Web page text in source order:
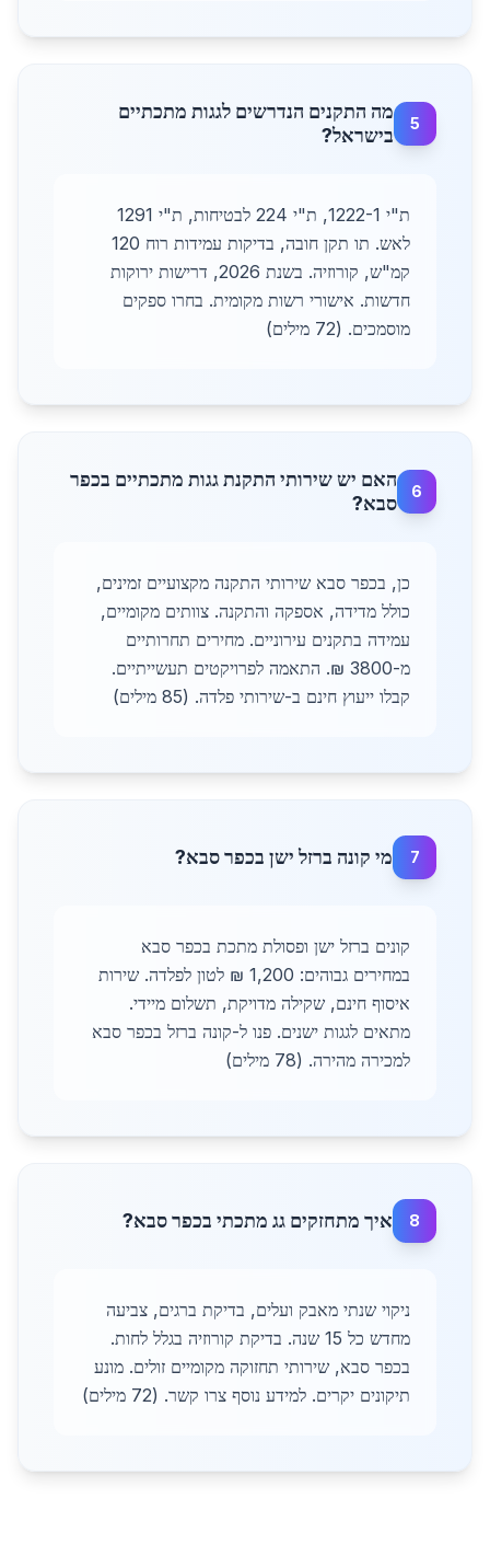
5
מה התקנים הנדרשים לגגות מתכתיים
בישראל?
ת"י 1222-1, ת"י 224 לבטיחות, ת"י 1291
לאש. תו תקן חובה, בדיקות עמידות רוח 120
קמ"ש, קורוזיה. בשנת 2026, דרישות ירוקות
חדשות. אישורי רשות מקומית. בחרו ספקים
מוסמכים. (72 מילים)
6
האם יש שירותי התקנת גגות מתכתיים בכפר
סבא?
כן, בכפר סבא שירותי התקנה מקצועיים זמינים,
כולל מדידה, אספקה והתקנה. צוותים מקומיים,
עמידה בתקנים עירוניים. מחירים תחרותיים
מ-3800 ₪. התאמה לפרויקטים תעשייתיים.
קבלו ייעוץ חינם ב-שירותי פלדה. (85 מילים)
7 מי קונה ברזל ישן בכפר סבא?
קונים ברזל ישן ופסולת מתכת בכפר סבא
במחירים גבוהים: 1,200 ₪ לטון לפלדה. שירות
איסוף חינם, שקילה מדויקת, תשלום מיידי.
מתאים לגגות ישנים. פנו ל-קונה ברזל בכפר סבא
למכירה מהירה. (78 מילים)
8 איך מתחזקים גג מתכתי בכפר סבא?
ניקוי שנתי מאבק ועלים, בדיקת ברגים, צביעה
מחדש כל 15 שנה. בדיקת קורוזיה בגלל לחות.
בכפר סבא, שירותי תחזוקה מקומיים זולים. מונע
תיקונים יקרים. למידע נוסף צרו קשר. (72 מילים)